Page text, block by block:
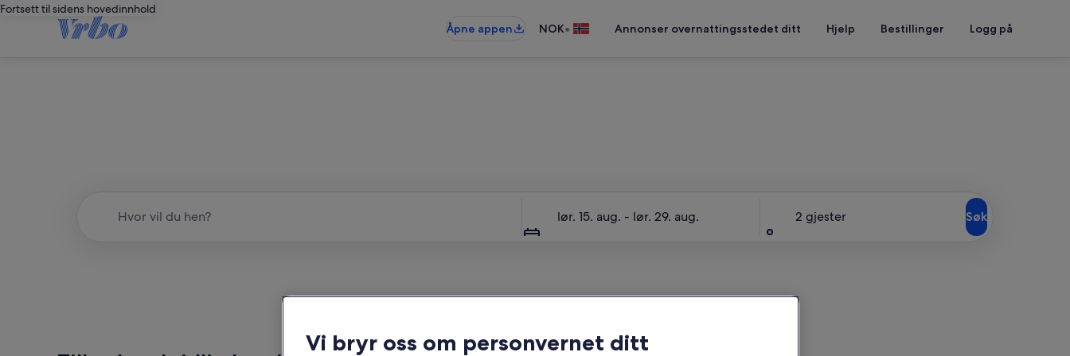
Fortsett til sidens hovedinnhold
Åpne appen
NOK• Annonser overnattingsstedet ditt Hjelp Bestillinger Logg på
lør. 15. aug. - lør. 29. aug. 2 gjester Søk
Vi bryr oss om personvernet ditt